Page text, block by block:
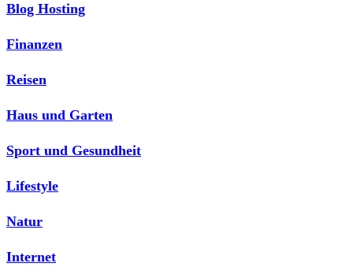
Blog Hosting
Finanzen
Reisen
Haus und Garten
Sport und Gesundheit
Lifestyle
Natur
Internet